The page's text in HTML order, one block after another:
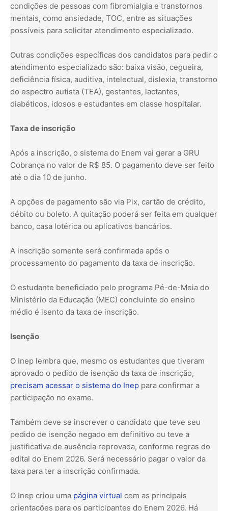
condições de pessoas com fibromialgia e transtornos
mentais, como ansiedade, TOC, entre as situações
possíveis para solicitar atendimento especializado.
Outras condições específicas dos candidatos para pedir o
atendimento especializado são: baixa visão, cegueira,
deficiência física, auditiva, intelectual, dislexia, transtorno
do espectro autista (TEA), gestantes, lactantes,
diabéticos, idosos e estudantes em classe hospitalar.
Taxa de inscrição
Após a inscrição, o sistema do Enem vai gerar a GRU
Cobrança no valor de R$ 85. O pagamento deve ser feito
até o dia 10 de junho.
A opções de pagamento são via Pix, cartão de crédito,
débito ou boleto. A quitação poderá ser feita em qualquer
banco, casa lotérica ou aplicativos bancários.
A inscrição somente será confirmada após o
processamento do pagamento da taxa de inscrição.
O estudante beneficiado pelo programa Pé-de-Meia do
Ministério da Educação (MEC) concluinte do ensino
médio é isento da taxa de inscrição.
Isenção
O Inep lembra que, mesmo os estudantes que tiveram
aprovado o pedido de isenção da taxa de inscrição,
precisam acessar o sistema do Inep para confirmar a
participação no exame.
Também deve se inscrever o candidato que teve seu
pedido de isenção negado em definitivo ou teve a
justificativa de ausência reprovada, conforme regras do
edital do Enem 2026. Será necessário pagar o valor da
taxa para ter a inscrição confirmada.
O Inep criou uma página virtual com as principais
orientações para os participantes do Enem 2026. Há